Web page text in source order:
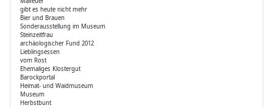
gibt es heute nicht mehr
Bier und Brauen
Sonderausstellung im Museum
Steinzeitfrau
archäologischer Fund 2012
Lieblingsessen
vom Rost
Ehemaliges Klostergut
Barockportal
Heimat- und Waidmuseum
Museum
Herbstbunt